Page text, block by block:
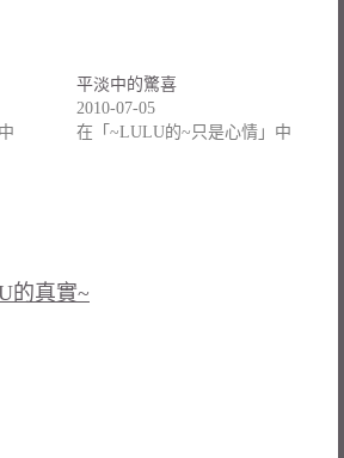
平淡中的驚喜
2010-07-05
在「~LULU的~只是心情」中
的真實~